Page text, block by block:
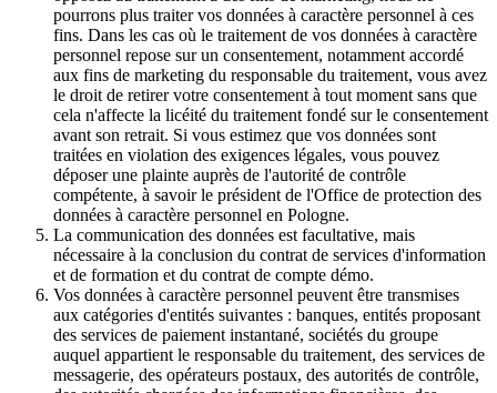
pourrons plus traiter vos données à caractère personnel à ces
fins. Dans les cas où le traitement de vos données à caractère
personnel repose sur un consentement, notamment accordé
aux fins de marketing du responsable du traitement, vous avez
le droit de retirer votre consentement à tout moment sans que
cela n'affecte la licéité du traitement fondé sur le consentement
avant son retrait. Si vous estimez que vos données sont
traitées en violation des exigences légales, vous pouvez
déposer une plainte auprès de l'autorité de contrôle
compétente, à savoir le président de l'Office de protection des
données à caractère personnel en Pologne.
La communication des données est facultative, mais
nécessaire à la conclusion du contrat de services d'information
et de formation et du contrat de compte démo.
Vos données à caractère personnel peuvent être transmises
aux catégories d'entités suivantes : banques, entités proposant
des services de paiement instantané, sociétés du groupe
auquel appartient le responsable du traitement, des services de
messagerie, des opérateurs postaux, des autorités de contrôle,